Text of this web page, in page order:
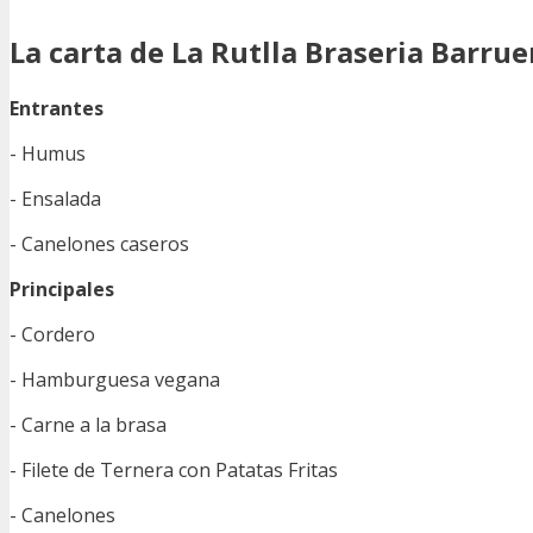
La carta de La Rutlla Braseria
Entrantes
- Humus
- Ensalada
- Canelones caseros
Principales
- Cordero
- Hamburguesa vegana
- Carne a la brasa
- Filete de Ternera con Patatas Fritas
- Canelones